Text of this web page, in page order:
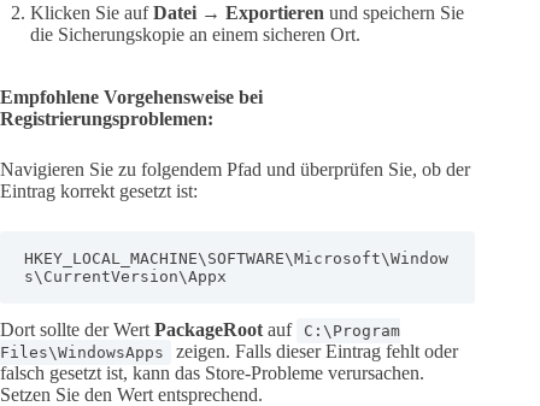
Klicken Sie aufDatei → Exportieren und speichern Sie
die Sicherungskopie an einem sicheren Ort.
Empfohlene Vorgehensweise bei
Registrierungsproblemen:
Navigieren Sie zu folgendem Pfad und überprüfen Sie, ob der
Eintrag korrekt gesetzt ist:
HKEY_LOCAL_MACHINE\SOFTWARE\Microsoft\Window
s\CurrentVersion\Appx
Dort sollte der Wert PackageRoot auf
C:\Program
Files\WindowsApps
zeigen. Falls dieser Eintrag fehlt oder
falsch gesetzt ist, kann das Store-Probleme verursachen.
Setzen Sie den Wert entsprechend.